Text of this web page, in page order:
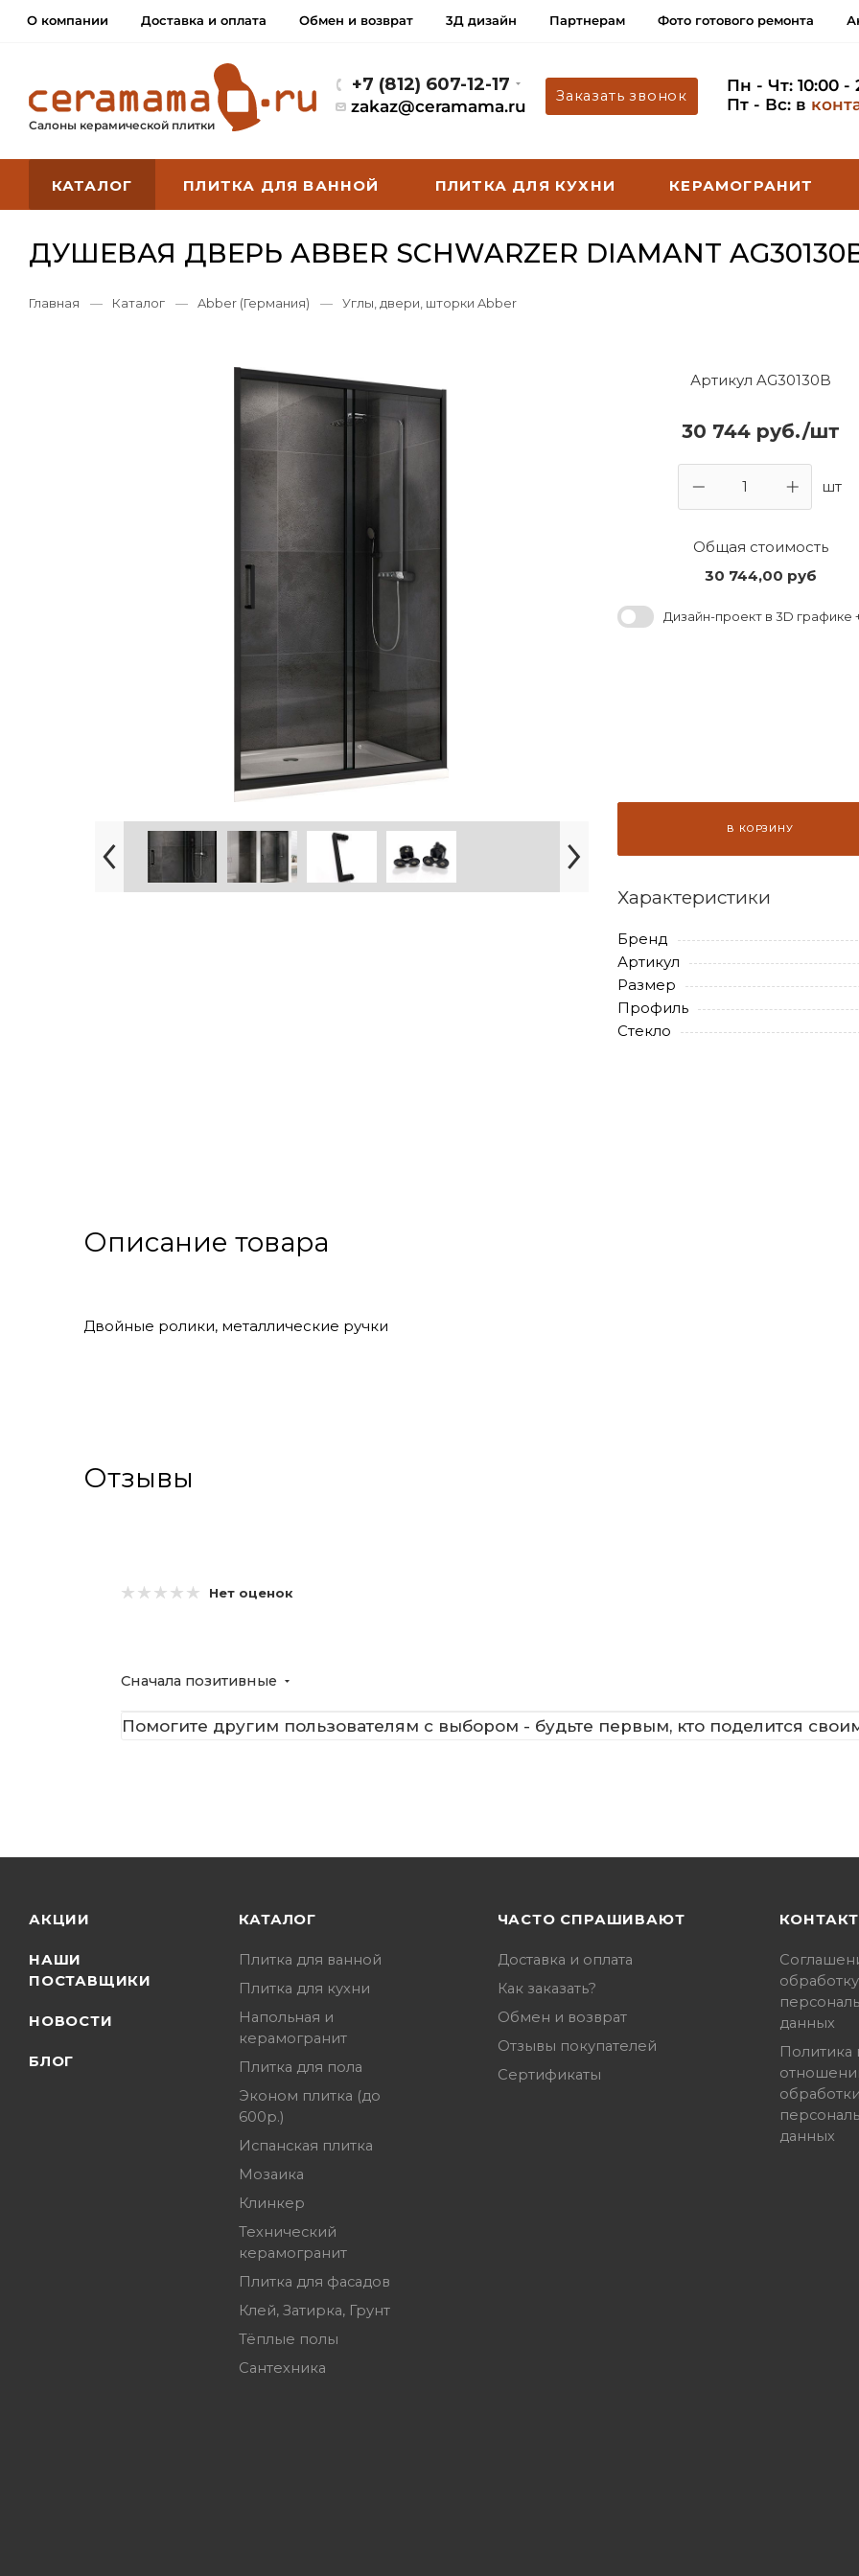
О компании Доставка и оплата Обмен и возврат 3Д дизайн Партнерам Фото готового ремонта
Салоны керамической плитки
+7 (812) 607-12-17
zakaz@ceramama.ru
Заказать звонок
Пн - Чт: 10:00 -
Пт - Вс: в
КАТАЛОГ ПЛИТКА ДЛЯ ВАННОЙ ПЛИТКА ДЛЯ КУХНИ КЕРАМОГРАНИТ
ДУШЕВАЯ ДВЕРЬ ABBER SCHWARZER DIAMANT
Главная — Каталог — Abber (Германия) — Углы, двери, шторки Abber
Артикул AG30130B
30 744 руб./шт
шт
Общая стоимость
30 744,00 руб
Дизайн-проект в 3D графике
В КОРЗИНУ
Характеристики
Бренд
Артикул
Размер
Профиль
Стекло
Описание товара
Двойные ролики, металлические ручки
Отзывы
Нет оценок
Сначала позитивные
Помогите другим пользователям с выбором - будьте первым, кто поделится
АКЦИИ
НАШИ
ПОСТАВЩИКИ
НОВОСТИ
БЛОГ
КАТАЛОГ
Плитка для ванной
Плитка для кухни
Напольная и
керамогранит
Плитка для пола
Эконом плитка (до
600р.)
Испанская плитка
Мозаика
Клинкер
Технический
керамогранит
Плитка для фасадов
Клей, Затирка, Грунт
Тёплые полы
Сантехника
ЧАСТО СПРАШИВАЮТ
Доставка и оплата
Как заказать?
Обмен и возврат
Отзывы покупателей
Сертификаты
обработку
данных
Политика
обработки
данных